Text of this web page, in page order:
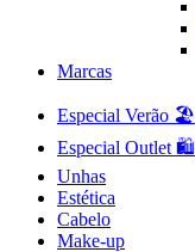
Marcas
Especial Verão 🏖️
Especial Outlet 🛍️
Unhas
Estética
Cabelo
Make-up